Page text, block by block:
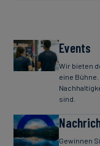
Events
Wir bieten
eine
sind.
Gewinnen